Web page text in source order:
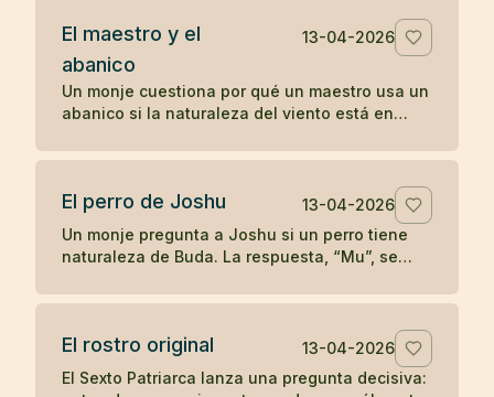
El maestro y el
abanico
13-04-2026
Un monje cuestiona por qué un maestro usa un
abanico si la naturaleza del viento está en
cotidiano en enseñanza zen.
El perro de Joshu
13-04-2026
Un monje pregunta a Joshu si un perro tiene
naturaleza de Buda. La respuesta, “Mu”, se
de la tradición zen.
El rostro original
13-04-2026
El Sexto Patriarca lanza una pregunta decisiva: